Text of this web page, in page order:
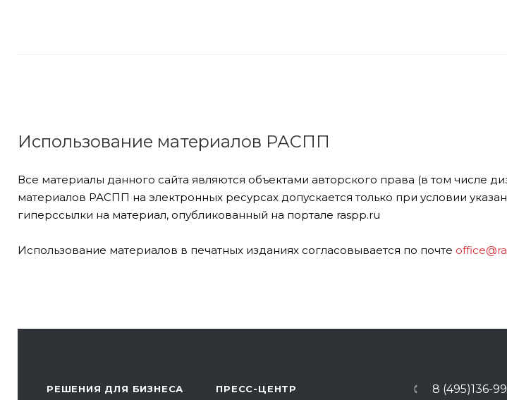
Использование материалов РАСПП
Все материалы данного сайта являются объектами авторского права (в том числе
материалов РАСПП на электронных ресурсах допускается только при условии
гиперссылки на материал, опубликованный на портале raspp.ru
Использование материалов в печатных изданиях согласовывается по почте
РЕШЕНИЯ ДЛЯ БИЗНЕСА ПРЕСС-ЦЕНТР 8 (495)136-